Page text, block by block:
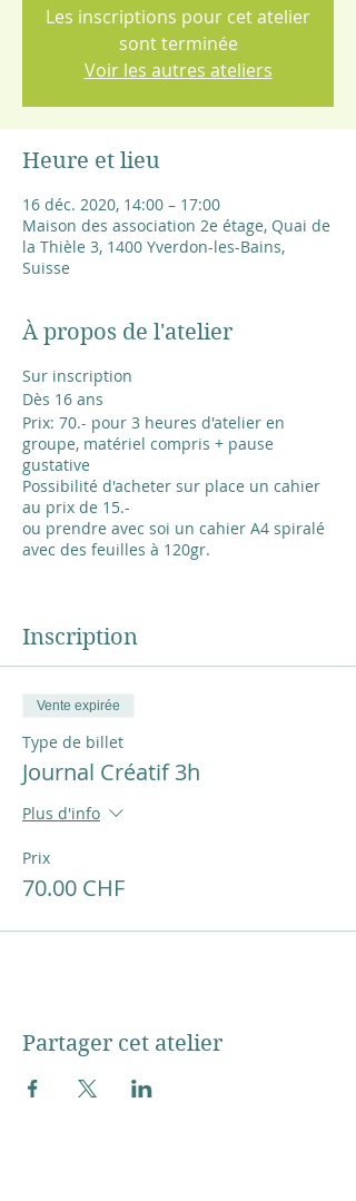
Les inscriptions pour cet atelier
sont terminée
Voir les autres ateliers
Heure et lieu
16 déc. 2020, 14:00 – 17:00
Maison des association 2e étage, Quai de
la Thièle 3, 1400 Yverdon-les-Bains,
Suisse
À propos de l'atelier
Sur inscription
Dès 16 ans
Prix: 70.- pour 3 heures d'atelier en
groupe, matériel compris + pause
gustative
Possibilité d'acheter sur place un cahier
au prix de 15.-
ou prendre avec soi un cahier A4 spiralé
avec des feuilles à 120gr.
gel hydraulique, distance de sécurité et
masque.
On peut s'inscrire à la série d'ateliers du
Journal Créatif ou selon son choix.
CGV conditions générales de vente
Inscription
Vente expirée
Type de billet
Journal Créatif 3h
Plus d'info
Prix
70.00 CHF
Partager cet atelier